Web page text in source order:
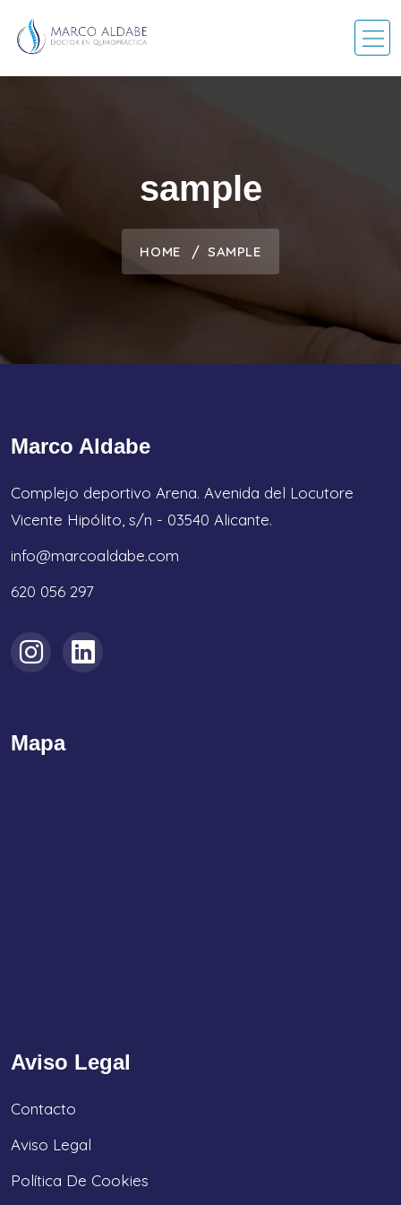
sample
HOME SAMPLE
Marco Aldabe
Complejo deportivo Arena. Avenida del Locutore
Vicente Hipólito, s/n - 03540 Alicante.
info@marcoaldabe.com
620 056 297
Mapa
Aviso Legal
Contacto
Aviso Legal
Política De Cookies